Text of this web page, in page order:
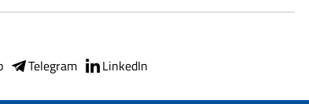
Telegram LinkedIn